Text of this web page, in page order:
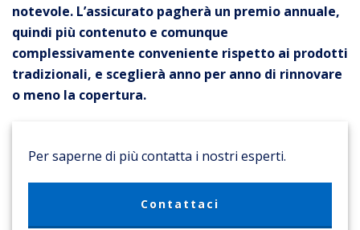
notevole. L’assicurato pagherà un premio annuale,
quindi più contenuto e comunque
complessivamente conveniente rispetto ai prodotti
tradizionali, e sceglierà anno per anno di rinnovare
o meno la copertura.
Per saperne di più contatta i nostri esperti.
Contattaci